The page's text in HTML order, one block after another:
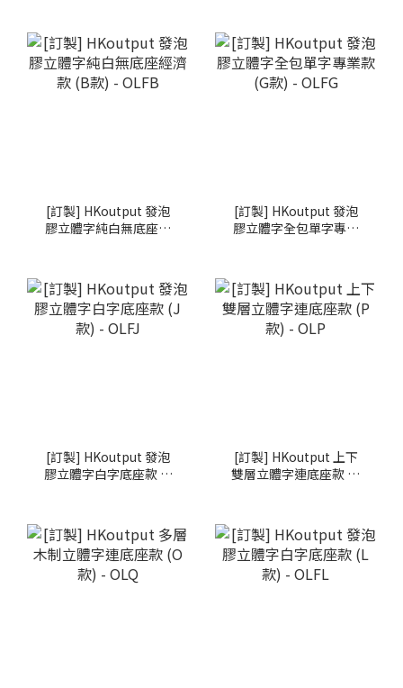
[訂製] HKoutput 發泡
膠立體字純白無底座經
[訂製] HKoutput 發泡
膠立體字全包單字專業
[訂製] HKoutput 發泡
膠立體字白字底座款 (J
[訂製] HKoutput 上下
雙層立體字連底座款 (P